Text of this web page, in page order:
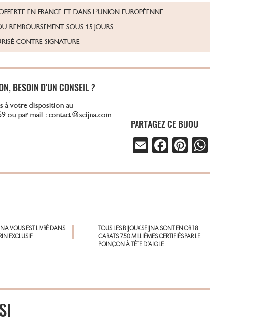
EN FRANCE ET DANS L’UNION EUROPÉENNE
REMBOURSEMENT SOUS 15 JOURS
CONTRE SIGNATURE
BESOIN D’UN CONSEIL ?
à votre disposition au
ou par mail : contact@seijna.com
PARTAGEZ CE BIJOU
E
ail
Fa
b
Pi
er ts
VOUS EST LIVRÉ DANS
EXCLUSIF
TOUS LES BIJOUX SEIJNA SONT EN OR 18
CARATS 750 MILLIÈMES CERTIFIÉS PAR LE
POINÇON À TÊTE D’AIGLE